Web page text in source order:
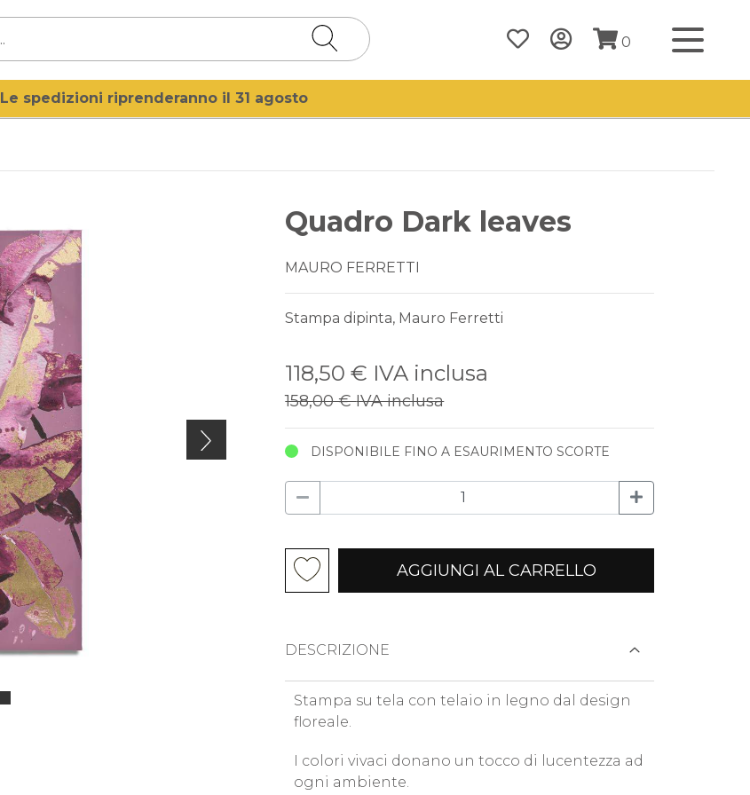
0
Le spedizioni riprenderanno il 31 agosto
Quadro Dark leaves
MAURO FERRETTI
Stampa dipinta, Mauro Ferretti
118,50 € IVA inclusa
158,00 €IVA inclusa
DISPONIBILE FINO A ESAURIMENTO SCORTE
AGGIUNGI AL CARRELLO
DESCRIZIONE
Stampa su tela con telaio in legno dal design
floreale.
I colori vivaci donano un tocco di lucentezza ad
ogni ambiente.